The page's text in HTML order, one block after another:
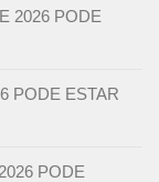
2026 PODE
PODE ESTAR
PODE